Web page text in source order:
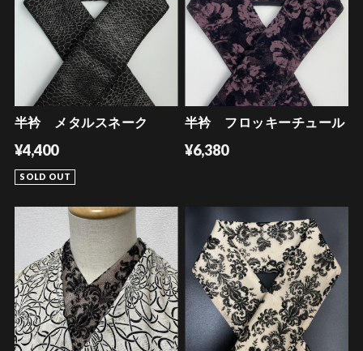
半衿 メタルスネーク
¥4,400
SOLD OUT
半衿 フロッキーチュール
¥6,380